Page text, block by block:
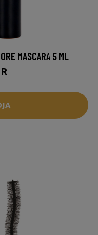
MASCARA 5 ML